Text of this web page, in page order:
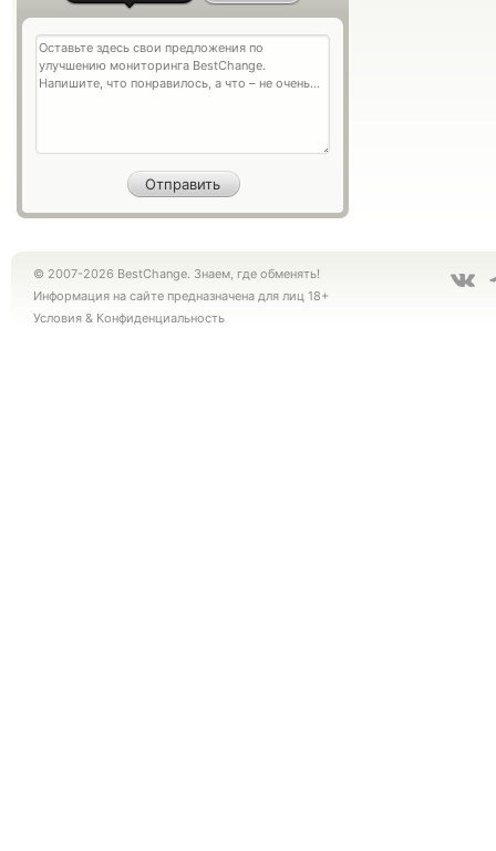
© 2007-2026 BestChange. Знаем, где обменять!
Информация на сайте предназначена для лиц 18+
Условия & Конфиденциальность